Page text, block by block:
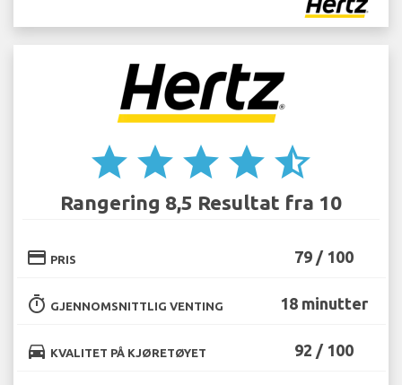
star star star star star_half
Rangering 8,5 Resultat fra 10
credit_card PRIS 79 / 100
timer GJENNOMSNITTLIG VENTING 18 minutter
directions_car KVALITET PÅ KJØRETØYET 92 / 100